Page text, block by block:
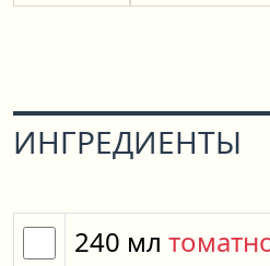
ИНГРЕДИЕНТЫ
240 мл